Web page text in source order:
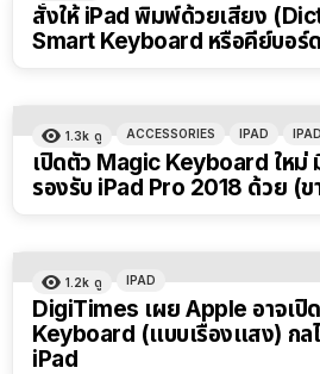
สั่งให้ iPad พิมพ์ด้วยเสียง
Smart Keyboard หรือคีย์บอร์
1.3k ดู ACCESSORIES IPAD
เปิดตัว Magic Keyboard ใหม่
รองรับ iPad Pro 2018 ด้วย (
1.2k ดู IPAD
DigiTimes เผย Apple อาจเปิ
Keyboard (แบบเรืองแสง) กลไ
iPad